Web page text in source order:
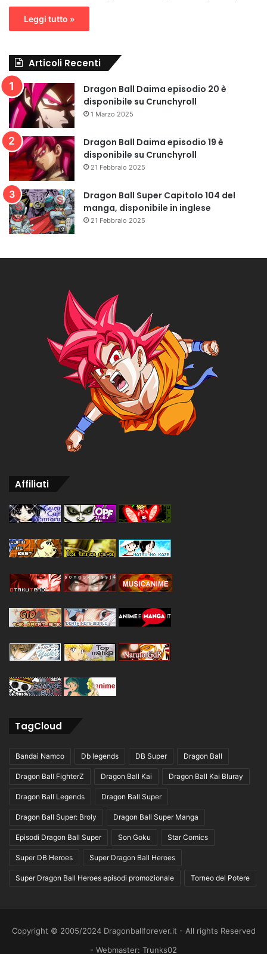
Leggi tutto »
Articoli Recenti
Dragon Ball Daima episodio 20 è
disponibile su Crunchyroll
1 Marzo 2025
Dragon Ball Daima episodio 19 è
disponibile su Crunchyroll
21 Febbraio 2025
Dragon Ball Super Capitolo 104 del
manga, disponibile in inglese
21 Febbraio 2025
Affiliati
TagCloud
Bandai Namco Db legends DB Super Dragon Ball
Dragon Ball FighterZ Dragon Ball Kai Dragon Ball Kai Bluray
Dragon Ball Legends Dragon Ball Super
Dragon Ball Super: Broly Dragon Ball Super Manga
Episodi Dragon Ball Super Son Goku Star Comics
Super DB Heroes Super Dragon Ball Heroes
Super Dragon Ball Heroes episodi promozionale Torneo del Potere
Copyright © 2005/2024 Dragonballforever.it - All rights Reserved
- Webmaster: Trunks02